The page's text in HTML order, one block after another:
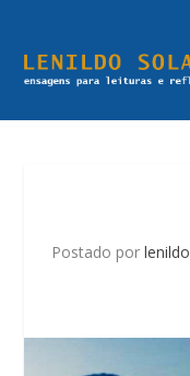
Postado por lenildo